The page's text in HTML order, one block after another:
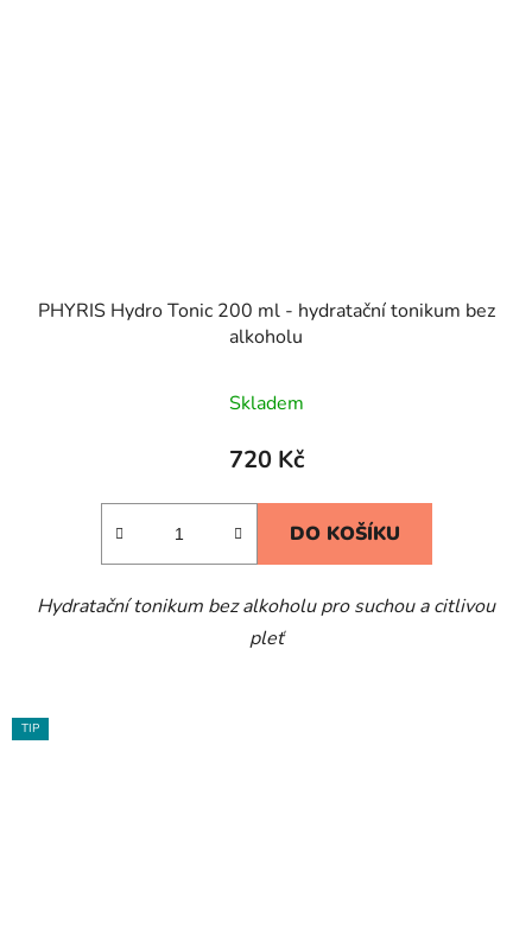
PHYRIS Hydro Tonic 200 ml - hydratační tonikum bez
alkoholu
Skladem
720 Kč
DO KOŠÍKU
Hydratační tonikum bez alkoholu pro suchou a citlivou
pleť
TIP